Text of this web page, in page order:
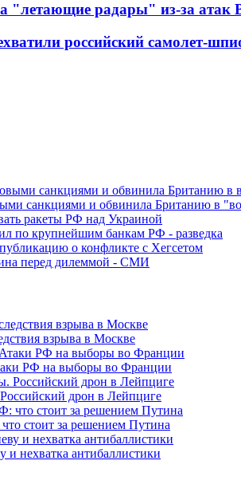
"летающие радары" из-за атак
российский самолет-
санкциями и обвинила Британию в
ракеты РФ над Украиной
по крупнейшим банкам РФ - разведка
о конфликте с Хегсетом
перед дилеммой - СМИ
взрыва в Москве
РФ на выборы во Франции
дрон в Лейпциге
стоит за решением Путина
и нехватка антибаллистики